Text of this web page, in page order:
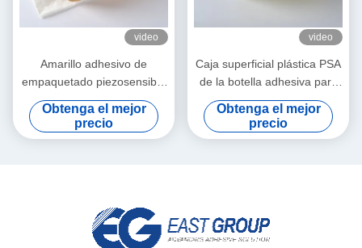
video
Amarillo adhesivo de
empaquetado piezosensible
del derretimiento caliente
para las cubiertas plásticas
del tejido mojado
Obtenga el mejor
precio
video
Caja superficial plástica PSA
de la botella adhesiva para
el papel de etiqueta auto-
adhesivo
Obtenga el mejor
precio